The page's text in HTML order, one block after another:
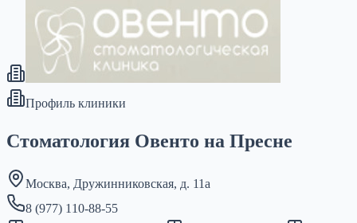
Профиль клиники
Стоматология Овенто на Пресне
Москва, Дружинниковская, д. 11а
8 (977) 110-88-55